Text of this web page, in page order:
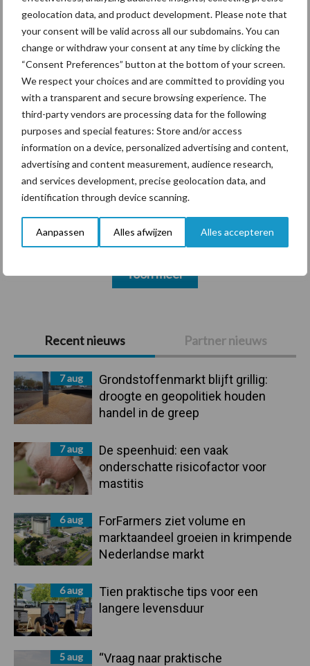
geolocation data, and product development. Please note that
your consent will be valid across all our subdomains. You can
change or withdraw your consent at any time by clicking the
“Consent Preferences” button at the bottom of your screen.
We respect your choices and are committed to providing you
with a transparent and secure browsing experience. The
third-party vendors are processing data for the following
purposes and special features: Store and/or access
information on a device, personalized advertising and content,
advertising and content measurement, audience research,
and services development, precise geolocation data, and
identification through device scanning.
Aanpassen Alles afwijzen Alles accepteren
Primaire
Sidebar
Recent nieuws Partner nieuws
7 aug
Grondstoffenmarkt blijft grillig:
droogte en geopolitiek houden
handel in de greep
7 aug
De speenhuid: een vaak
onderschatte risicofactor voor
mastitis
6 aug
ForFarmers ziet volume en
marktaandeel groeien in krimpende
Nederlandse markt
6 aug
Tien praktische tips voor een
langere levensduur
5 aug
“Vraag naar praktische
Themapagina's
Diergezondheid Bemesting Fokkerij
Mastitis Hittestress
Toon meer